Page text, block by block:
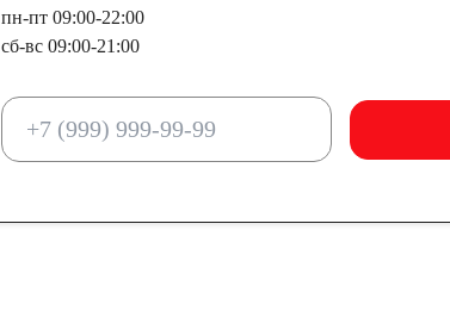
пн-пт 09:00-22:00
сб-вс 09:00-21:00